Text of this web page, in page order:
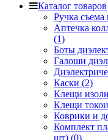
Каталог товаров
Ручка съема
Аптечка
(1)
Боты
Галоши
Каски (2)
Клещи
Клещи
Коврики и
Комплект
шт) (0)